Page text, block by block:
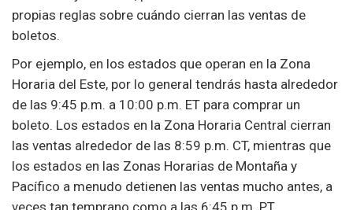
propias reglas sobre cuándo cierran las ventas de
boletos.
Por ejemplo, en los estados que operan en la Zona
Horaria del Este, por lo general tendrás hasta alrededor
de las 9:45 p.m. a 10:00 p.m. ET para comprar un
boleto. Los estados en la Zona Horaria Central cierran
las ventas alrededor de las 8:59 p.m. CT, mientras que
los estados en las Zonas Horarias de Montaña y
Pacífico a menudo detienen las ventas mucho antes, a